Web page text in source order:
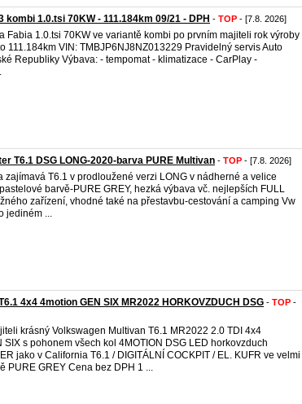
kombi 1.0.tsi 70KW - 111.184km 09/21 - DPH - TOP - [7.8. 2026]
Fabia 1.0.tsi 70KW ve variantě kombi po prvním majiteli rok výroby
111.184km VIN: TMBJP6NJ8NZ013229 Pravidelný servis Auto
Republiky Výbava: - tempomat - klimatizace - CarPlay -
T6.1 DSG LONG-2020-barva PURE Multivan - TOP - [7.8. 2026]
zajímavá T6.1 v prodloužené verzi LONG v nádherné a velice
barvě-PURE GREY, hezká výbava vč. nejlepších FULL
zařízení, vhodné také na přestavbu-cestování a camping Vw
jediném ...
4x4 4motion GEN SIX MR2022 HORKOVZDUCH DSG - TOP -
krásný Volkswagen Multivan T6.1 MR2022 2.0 TDI 4x4
SIX s pohonem všech kol 4MOTION DSG LED horkovzduch
jako v California T6.1 / DIGITÁLNÍ COCKPIT / EL. KUFR ve velmi
PURE GREY Cena bez DPH 1 ...